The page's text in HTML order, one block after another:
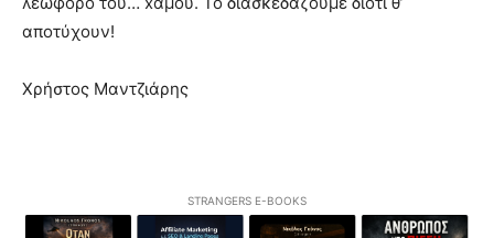
αποτύχουν!
Χρήστος Μαντζιάρης
STRANGERS E-BOOKS